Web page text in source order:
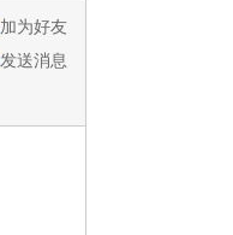
加为好友
发送消息